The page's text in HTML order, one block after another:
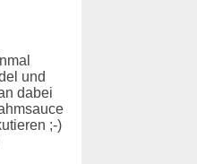
und
dabei
;-)